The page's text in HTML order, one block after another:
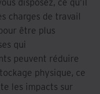
charges de travail
être plus
qui
peuvent réduire
physique, ce
les impacts sur